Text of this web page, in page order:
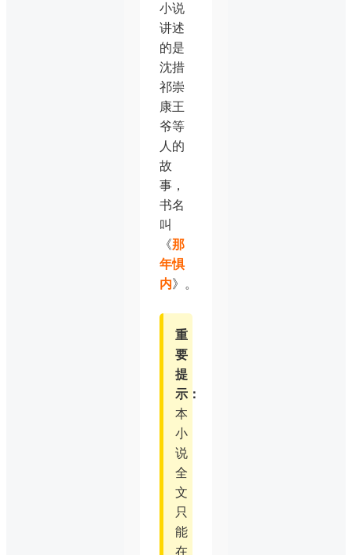
小说
讲述
的是
沈措
祁崇
康王
爷等
人的
故
事，
书名
叫
《那
年惧
内》。
重
要
提
示：
本
小
说
全
文
只
能
在